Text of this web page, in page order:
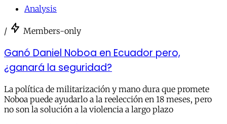
Analysis
/ Members-only
Ganó Daniel Noboa en Ecuador pero,
¿ganará la seguridad?
La política de militarización y mano dura que promete
Noboa puede ayudarlo a la reelección en 18 meses, pero
no son la solución a la violencia a largo plazo